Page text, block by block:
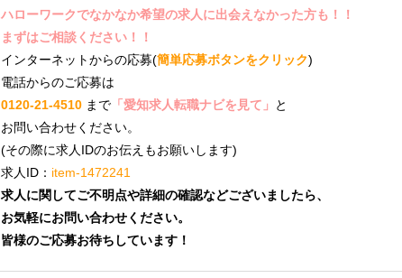
ハローワークでなかなか希望の求人に出会えなかった方も！！
まずはご相談ください！！
インターネットからの応募(簡単応募ボタンをクリック)
電話からのご応募は
0120-21-4510 まで 「愛知求人転職ナビを見て」
と
お問い合わせください。
(その際に求人IDのお伝えもお願いします)
求人ID： item-1472241
求人に関してご不明点や詳細の確認などございましたら、
お気軽にお問い合わせください。
皆様のご応募お待ちしています！